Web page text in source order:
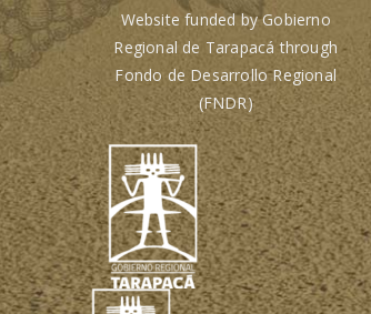
Website funded by Gobierno
Regional de Tarapacá through
Fondo de Desarrollo Regional
(FNDR)